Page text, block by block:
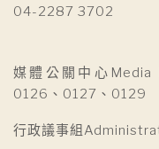
04-2287 3702
媒體公關中心Media
0126、0127、0129
行政議事組